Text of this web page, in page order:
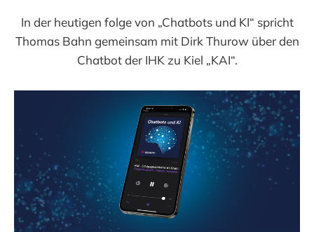
In der heutigen folge von „Chatbots und KI“ spricht
Thomas Bahn gemeinsam mit Dirk Thurow über den
Chatbot der IHK zu Kiel „KAI“.